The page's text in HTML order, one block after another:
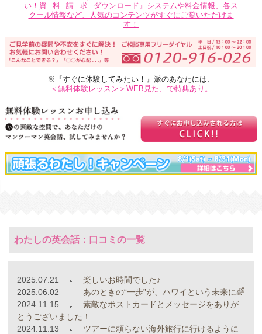
い！ 資料請求 ダウンロード』システムや料金情報、各ス
クール情報など、人気のコンテンツがすぐにご覧いただけま
す！
※『すぐに体験してみたい！』派のあなたには、
＜無料体験レッスン＞WEB見た、で特典あり。
わたしの英会話：口コミの一覧
2025.07.21
楽しいお時間でした♪
2025.06.02
あのときの“一歩”が、ハワイという未来に🌈
2024.11.15
素敵なポストカードとメッセージをありが
とうございました！
2024.11.13
ツアーに頼らない海外旅行に行けるように